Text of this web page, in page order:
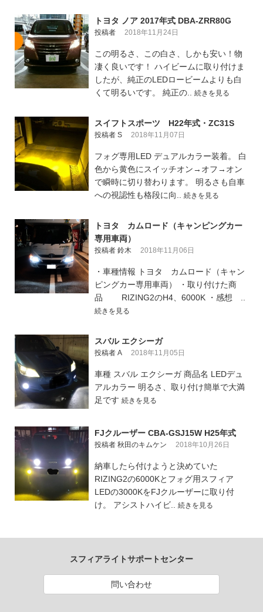
トヨタ ノア 2017年式 DBA-ZRR80G
投稿者 2018年11月24日
この明るさ、この白さ、しかも安い！物
凄く良いです！ ハイビームに取り付けま
したが、純正のLEDロービームよりも白
くて明るいです。 純正の.. 続きを見る
スイフトスポーツ H22年式・ZC31S
投稿者 S 2018年11月07日
フォグ専用LED デュアルカラー装着。 白
色から黄色にスイッチオン→オフ→オン
で瞬時に切り替わります。 明るさも自車
への視認性も格段に向.. 続きを見る
トヨタ カムロード（キャンピングカー
専用車両）
投稿者 鈴木 2018年11月06日
・車種情報 トヨタ カムロード（キャン
ピングカー専用車両） ・取り付けた商
品 RIZING2のH4、6000K ・感想 ..
続きを見る
スバル エクシーガ
投稿者 A 2018年11月05日
車種 スバル エクシーガ 商品名 LEDデュ
アルカラー 明るさ、取り付け簡単で大満
足です 続きを見る
FJクルーザー CBA-GSJ15W H25年式
投稿者 秋田のキムケン 2018年10月26日
納車したら付けようと決めていた
RIZING2の6000Kとフォグ用スフィア
LEDの3000KをFJクルーザーに取り付
け。 アシストハイビ.. 続きを見る
スフィアライトサポートセンター
問い合わせ